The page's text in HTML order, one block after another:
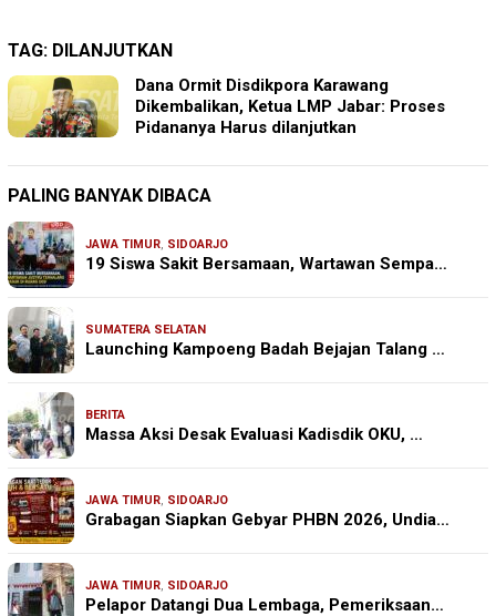
TAG: DILANJUTKAN
Dana Ormit Disdikpora Karawang
Dikembalikan, Ketua LMP Jabar: Proses
Pidananya Harus dilanjutkan
PALING BANYAK DIBACA
JAWA TIMUR, SIDOARJO
19 Siswa Sakit Bersamaan, Wartawan Sempa…
SUMATERA SELATAN
Launching Kampoeng Badah Bejajan Talang …
BERITA
Massa Aksi Desak Evaluasi Kadisdik OKU, …
JAWA TIMUR, SIDOARJO
Grabagan Siapkan Gebyar PHBN 2026, Undia…
JAWA TIMUR, SIDOARJO
Pelapor Datangi Dua Lembaga, Pemeriksaan…